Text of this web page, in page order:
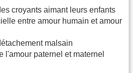
croyants aimant leurs enfants
entre amour humain et amour
malsain
l'amour paternel et maternel